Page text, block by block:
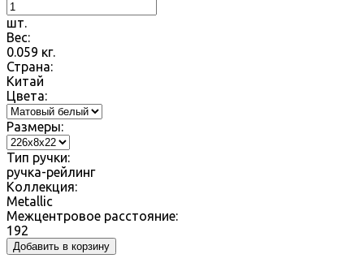
шт.
Вес:
0.059 кг.
Страна:
Китай
Цвета:
Размеры:
Тип ручки:
ручка-рейлинг
Коллекция:
Metallic
Межцентровое расстояние:
192
Добавить в корзину